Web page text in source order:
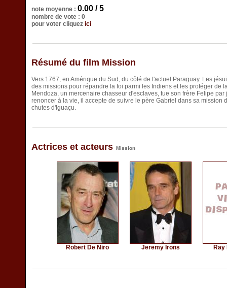
note moyenne : 0.00 / 5
nombre de vote : 0
pour voter cliquez ici
Résumé du film Mission
Vers 1767, en Amérique du Sud, du côté de l'actuel Paraguay. Les
des missions pour répandre la foi parmi les Indiens et les protéger de
Mendoza, un mercenaire chasseur d'esclaves, tue son frère Felipe
renoncer à la vie, il accepte de suivre le père Gabriel dans sa mission
chutes d'Iguaçu.
Actrices et acteurs Mission
Robert De Niro Jeremy Irons Ray